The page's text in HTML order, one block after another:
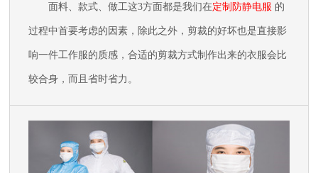
面料、款式、做工这3方面都是我们在定制防静电服 的
过程中首要考虑的因素，除此之外，剪裁的好坏也是直接影
响一件工作服的质感，合适的剪裁方式制作出来的衣服会比
较合身，而且省时省力。